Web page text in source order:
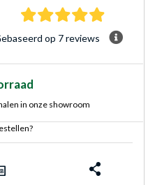
5.0 sterren
op 7 reviews
in onze showroom